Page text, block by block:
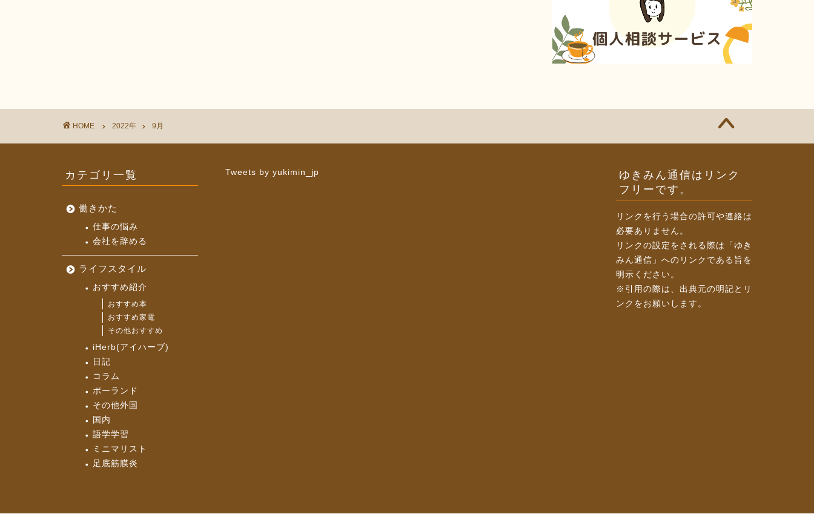
HOME 2022年 9月
カテゴリ一覧
働きかた
仕事の悩み
会社を辞める
ライフスタイル
おすすめ紹介
おすすめ本
おすすめ家電
その他おすすめ
iHerb(アイハーブ)
日記
コラム
ポーランド
その他外国
国内
語学学習
ミニマリスト
足底筋膜炎
Tweets by yukimin_jp
ゆきみん通信はリンク
フリーです。
リンクを行う場合の許可や連絡は
必要ありません。
リンクの設定をされる際は「ゆき
みん通信」へのリンクである旨を
明示ください。
※引用の際は、出典元の明記とリ
ンクをお願いします。